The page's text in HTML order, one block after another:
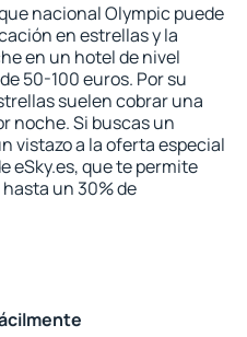
nacional Olympic puede
en estrellas y la
en un hotel de nivel
50-100 euros. Por su
suelen cobrar una
noche. Si buscas un
vistazo a la oferta especial
eSky.es, que te permite
un 30% de